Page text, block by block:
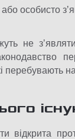
особисто
не
відкрита